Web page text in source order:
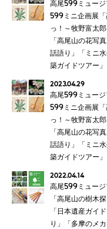
高尾599ミュー
599ミニ企画展「
っ！～牧野富太
「高尾山の花写
話語り」「ミニ
築ガイドツアー
2023.04.29
高尾599ミュー
599ミニ企画展「
っ！～牧野富太
「高尾山の花写
話語り」「ミニ
築ガイドツアー」
2022.04.14
高尾599ミュー
「高尾山の樹木
「日本遺産ガイ
り」「多摩のメ